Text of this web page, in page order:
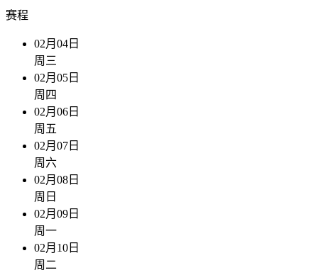
赛程
02月04日
周三
02月05日
周四
02月06日
周五
02月07日
周六
02月08日
周日
02月09日
周一
02月10日
周二